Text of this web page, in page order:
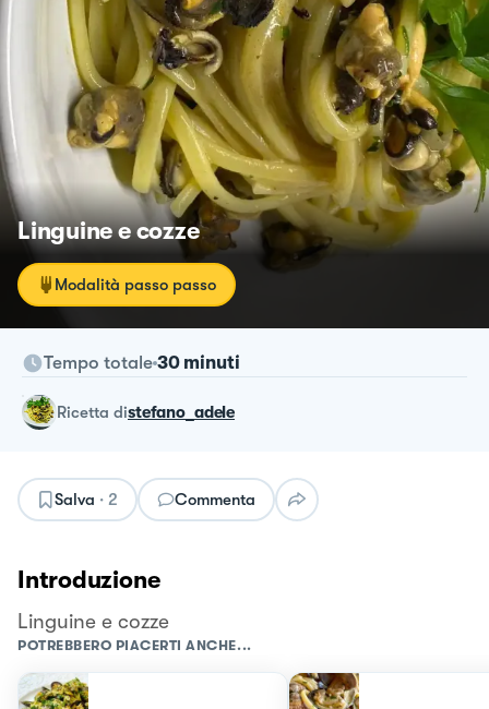
Linguine e cozze
Modalità passo passo
Tempo totale 30 minuti
ricetta distefano_adele
Salva · 2 Commenta
Introduzione
Linguine e cozze
POTREBBERO PIACERTI ANCHE...